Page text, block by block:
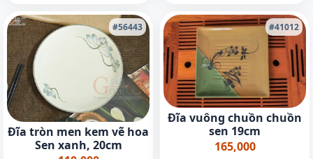
#56443
Đĩa tròn men kem vẽ hoa
Sen xanh, 20cm
#41012
Đĩa vuông chuồn chuồn
sen 19cm
165,000